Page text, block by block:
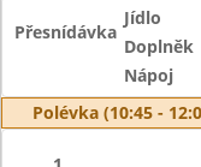
Přesnídávka
Jídlo
Doplněk
Nápoj
Polévka (10:45 -